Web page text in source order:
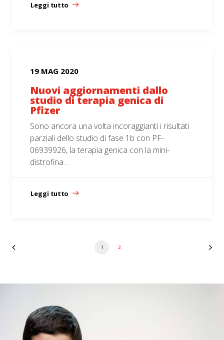
Leggi tutto
19 MAG 2020
Nuovi aggiornamenti dallo
studio di terapia genica di
Pfizer
Sono ancora una volta incoraggianti i risultati
parziali dello studio di fase 1b con PF-
06939926, la terapia genica con la mini-
distrofina…
Leggi tutto
1 2